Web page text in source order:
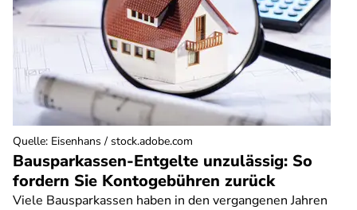
Bausparkassen-Entgelte unzulässig: So
fordern Sie Kontogebühren zurück
Viele Bausparkassen haben in den vergangenen Jahren
Quelle: Eisenhans / stock.adobe.com